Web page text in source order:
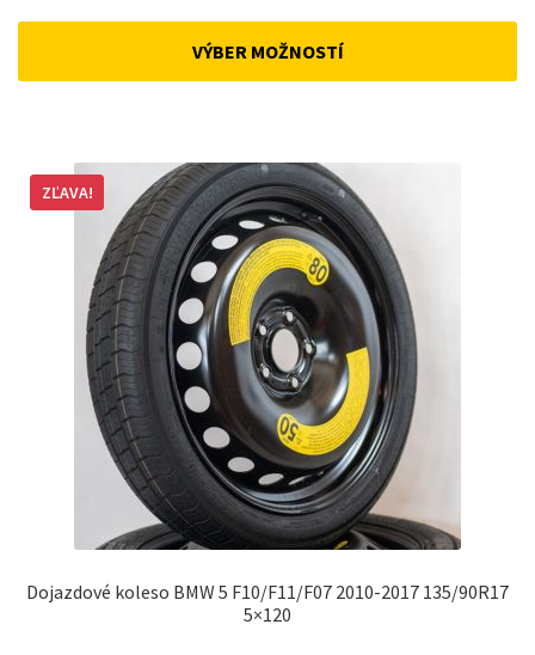
was:
VÝBER MOŽNOSTÍ
Dojazdové koleso BMW 5 F10/F11/F07 2010-2017 135/90R17
5×120
ZĽAVA!